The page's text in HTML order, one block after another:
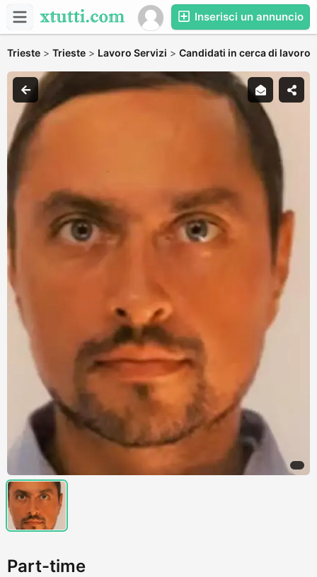
Inserisci un annuncio
Trieste > Trieste > Lavoro Servizi > Candidati in cerca di lavoro
Part-time